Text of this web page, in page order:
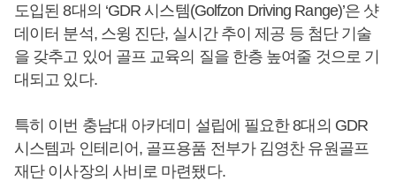
도입된 8대의 ‘GDR 시스템(Golfzon Driving Range)’은 샷
데이터 분석, 스윙 진단, 실시간 추이 제공 등 첨단 기술
을 갖추고 있어 골프 교육의 질을 한층 높여줄 것으로 기
대되고 있다.
특히 이번 충남대 아카데미 설립에 필요한 8대의 GDR
시스템과 인테리어, 골프용품 전부가 김영찬 유원골프
재단 이사장의 사비로 마련됐다.